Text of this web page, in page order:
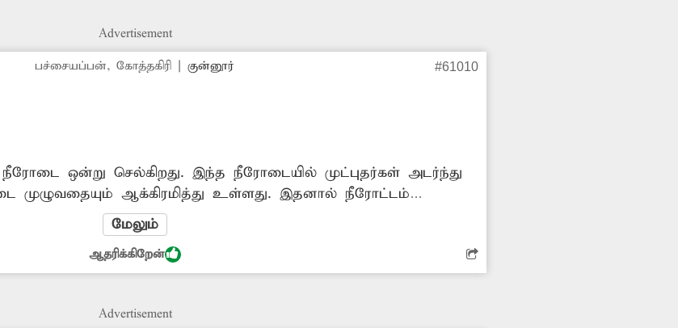
Advertisement
பச்சையப்பன், கோத்தகிரி |குன்னூர் #61010
நீரோடை ஒன்று செல்கிறது. இந்த நீரோடையில் முட்புதர்கள் அடர்ந்து
ஆக்கிரமித்து உள்ளது. இதனால் நீரோட்டம்
இதன் காரணமாக விவசாயிகள் பாதிக்கப்படக்கூடும். எனவே
வெட்டி அகற்றி உடனடியாக தூர்வார சம்பந்தப்பட்ட
எடுக்க வேண்டும்.
மேலும்
ஆதரிக்கிறேன்
Advertisement